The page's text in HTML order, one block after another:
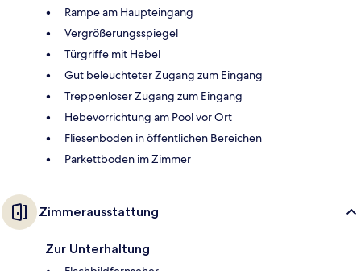
Rampe am Haupteingang
Vergrößerungsspiegel
Türgriffe mit Hebel
Gut beleuchteter Zugang zum Eingang
Treppenloser Zugang zum Eingang
Hebevorrichtung am Pool vor Ort
Fliesenboden in öffentlichen Bereichen
Parkettboden im Zimmer
Zimmerausstattung
Zur Unterhaltung